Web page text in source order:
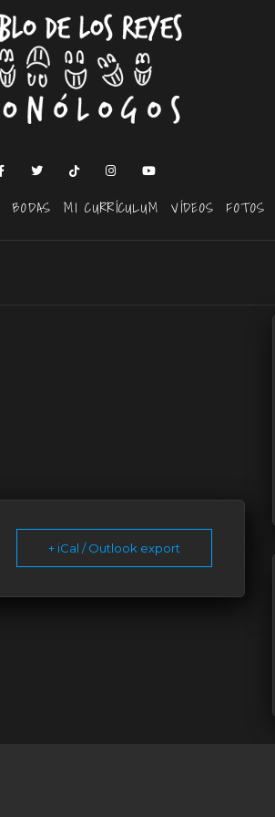
BODAS MI CURRÍCULUM VÍDEOS FOTOS
+ iCal / Outlook export